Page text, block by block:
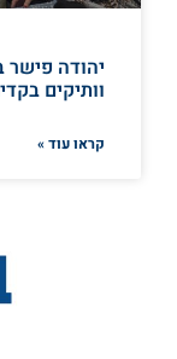
יהודה פישר
וותיקים
קראו עוד »